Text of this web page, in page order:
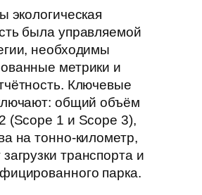
экологическая
была управляемой
необходимы
метрики и
Ключевые
общий объём
(Scope 1 и Scope 3),
на тонно-километр,
транспорта и
парка.